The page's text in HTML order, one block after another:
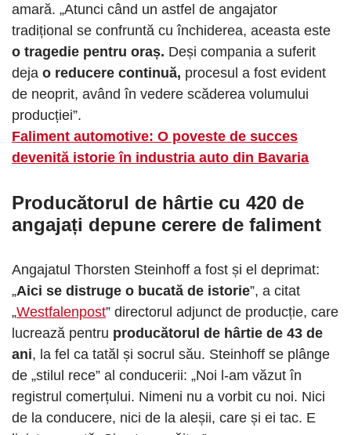
amară. „Atunci când un astfel de angajator
tradițional se confruntă cu închiderea, aceasta este
o tragedie pentru oraș. Deși compania a suferit
deja o reducere continuă, procesul a fost evident
de neoprit, având în vedere scăderea volumului
producției”.
Faliment automotive: O poveste de succes
devenită istorie în industria auto din Bavaria
Producătorul de hârtie cu 420 de
angajați depune cerere de faliment
Angajatul Thorsten Steinhoff a fost și el deprimat:
„Aici se distruge o bucată de istorie”, a citat
„Westfalenpost” directorul adjunct de producție, care
lucrează pentru producătorul de hârtie de 43 de
ani, la fel ca tatăl și socrul său. Steinhoff se plânge
de „stilul rece” al conducerii: „Noi l-am văzut în
registrul comerțului. Nimeni nu a vorbit cu noi. Nici
de la conducere, nici de la aleșii, care și ei tac. E